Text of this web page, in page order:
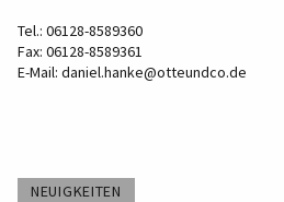
Tel.: 06128-8589360
Fax: 06128-8589361
E-Mail: daniel.hanke@otteundco.de
NEUIGKEITEN